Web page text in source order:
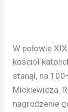
W połowie
kościół
stanął, na
Mickiewicza.
nagrodzenie